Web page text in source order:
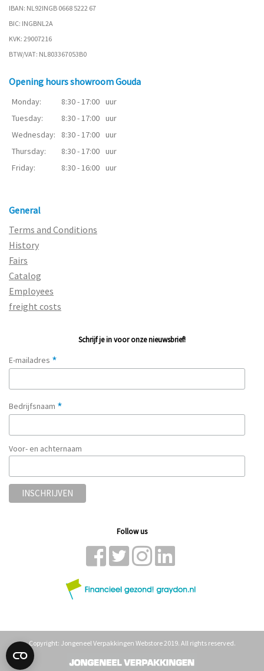
IBAN: NL92INGB 0668 5222 67
BIC: INGBNL2A
KVK: 29007216
BTW/VAT: NL803367053B0
Opening hours showroom Gouda
Monday: 8:30 - 17:00 uur
Tuesday:
8:30 - 17:00 uur
Wednesday:
8:30 - 17:00 uur
Thursday:
8:30 - 17:00 uur
Friday:
8:30 - 16:00 uur
General
Terms and Conditions
History
Fairs
Catalog
Employees
freight costs
Schrijf je in voor onze nieuwsbrief!
E-mailadres *
Bedrijfsnaam *
Voor- en achternaam
Follow us
Copyright: Jongeneel Verpakkingen Webstore 2019. All rights reserved.